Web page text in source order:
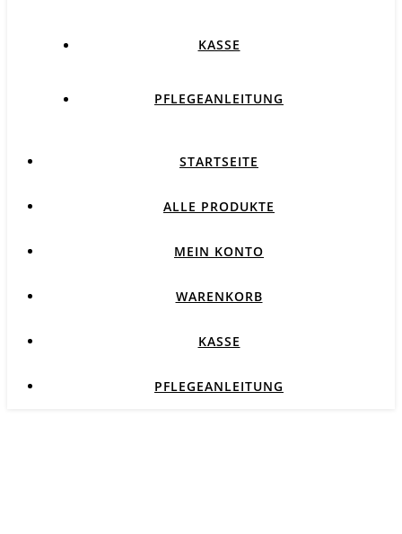
KASSE
PFLEGEANLEITUNG
STARTSEITE
ALLE PRODUKTE
MEIN KONTO
WARENKORB
KASSE
PFLEGEANLEITUNG